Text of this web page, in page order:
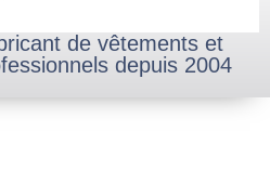
de vêtements et
depuis 2004